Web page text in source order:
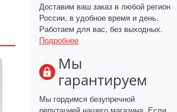
Доставим ваш заказ в любой регион
России, в удобное время и день.
Работаем для вас, без выходных.
Подробнее
Мы
гарантируем
Мы гордимся безупречной